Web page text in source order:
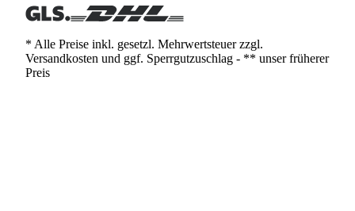
* Alle Preise inkl. gesetzl. Mehrwertsteuer zzgl.
Versandkosten und ggf. Sperrgutzuschlag - ** unser früherer
Preis